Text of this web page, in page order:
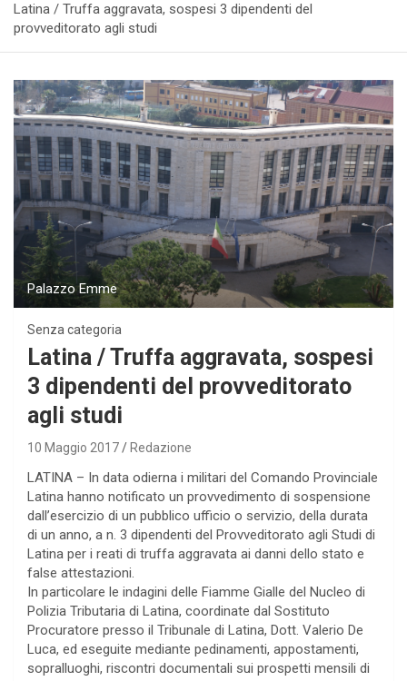
Latina / Truffa aggravata, sospesi 3 dipendenti del
provveditorato agli studi
Palazzo Emme
Senza categoria
Latina / Truffa aggravata, sospesi
3 dipendenti del provveditorato
agli studi
10 Maggio 2017 Redazione
LATINA – In data odierna i militari del Comando Provinciale
Latina hanno notificato un provvedimento di sospensione
dall’esercizio di un pubblico ufficio o servizio, della durata
di un anno, a n. 3 dipendenti del Provveditorato agli Studi di
Latina per i reati di truffa aggravata ai danni dello stato e
false attestazioni.
In particolare le indagini delle Fiamme Gialle del Nucleo di
Polizia Tributaria di Latina, coordinate dal Sostituto
Procuratore presso il Tribunale di Latina, Dott. Valerio De
Luca, ed eseguite mediante pedinamenti, appostamenti,
sopralluoghi, riscontri documentali sui prospetti mensili di